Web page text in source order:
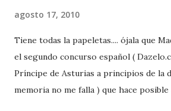
agosto 17, 2010
Tiene todas la papeletas.... ójala que
el segundo concurso español (
Príncipe de Asturias a principios de la
memoria no me falla ) que hace